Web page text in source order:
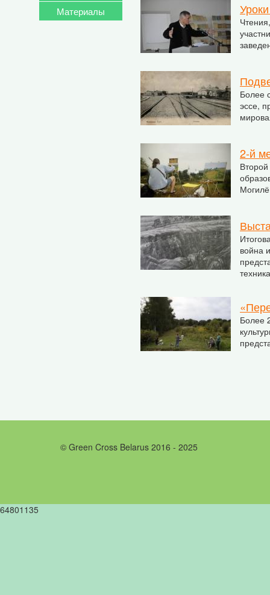
Материалы
Более
эссе,
2-й
война
Более
© Green Cross Belarus 2016 - 2025
64801135